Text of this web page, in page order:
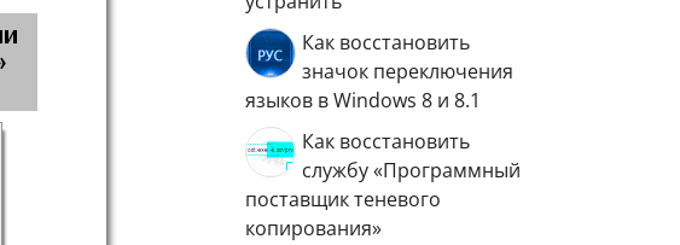
Как восстановить
значок переключения
языков в Windows 8 и 8.1
Как восстановить
службу «Программный
поставщик теневого
копирования»